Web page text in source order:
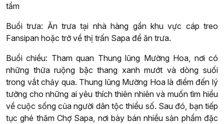
tầm
Buổi trưa: Ăn trưa tại nhà hàng gần khu vực cáp treo
Fansipan hoặc trở về thị trấn Sapa để ăn trưa.
Buổi chiều: Tham quan Thung lũng Mường Hoa, nơi có
những thửa ruộng bậc thang xanh mướt và dòng suối
trong vắt chảy qua. Thung lũng Mường Hoa là điểm đến lý
tưởng cho những ai yêu thích thiên nhiên và muốn tìm hiểu
về cuộc sống của người dân tộc thiểu số. Sau đó, bạn tiếp
tục ghé thăm Chợ Sapa, nơi bày bán nhiều sản phẩm đặc